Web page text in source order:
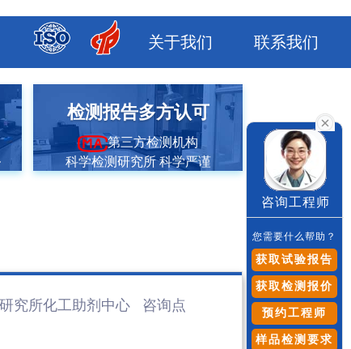
关于我们 联系我们
检测报告多方认可
第三方检测机构
科学检测研究所 科学严谨
究所化工助剂 中心 咨询点
咨询工程师
您需要什么帮助？
获取试验报告
获取检测报价
预约工程师
样品检测要求